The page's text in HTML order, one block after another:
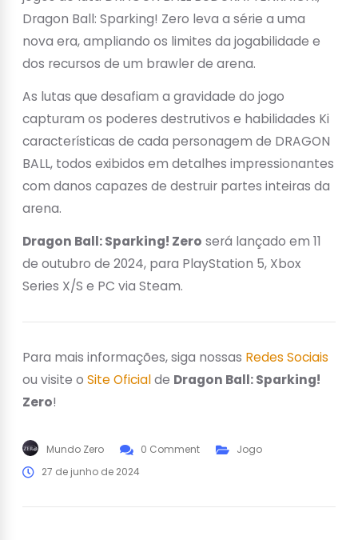
Dragon Ball: Sparking! Zero leva a série a uma
nova era, ampliando os limites da jogabilidade e
dos recursos de um brawler de arena.
As lutas que desafiam a gravidade do jogo
capturam os poderes destrutivos e habilidades Ki
características de cada personagem de DRAGON
BALL, todos exibidos em detalhes impressionantes
com danos capazes de destruir partes inteiras da
arena.
Dragon Ball: Sparking! Zero será lançado em 11
de outubro de 2024, para PlayStation 5, Xbox
Series X/S e PC via Steam.
Para mais informações, siga nossas Redes Sociais
ou visite o Site Oficialde Dragon Ball: Sparking!
Zero!
Mundo Zero 0 Comment
Jogo
27 de junho de 2024